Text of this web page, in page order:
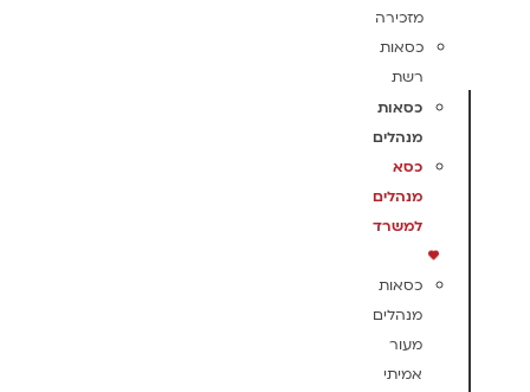
מזכירה
כסאות
רשת
כסאות
מנהלים
כסא
מנהלים
למשרד
כסאות
מנהלים
מעור
אמיתי